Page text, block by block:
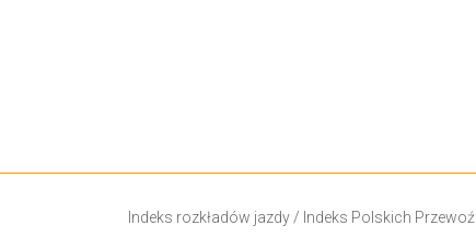
Indeks rozkładów jazdy/ Indeks Polskich